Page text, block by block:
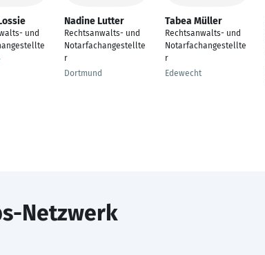
und
Nadine Lutter
Rechtsanwalts- und
Notarfachangestellte
r
Dortmund
Tabea Müller
Rechtsanwalts- und
Notarfachangestellte
r
Edewecht
Netzwerk